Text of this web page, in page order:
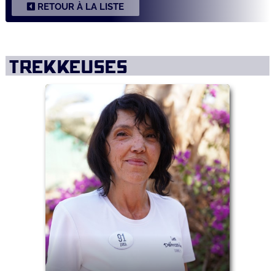
RETOUR À LA LISTE
TREKKEUSES